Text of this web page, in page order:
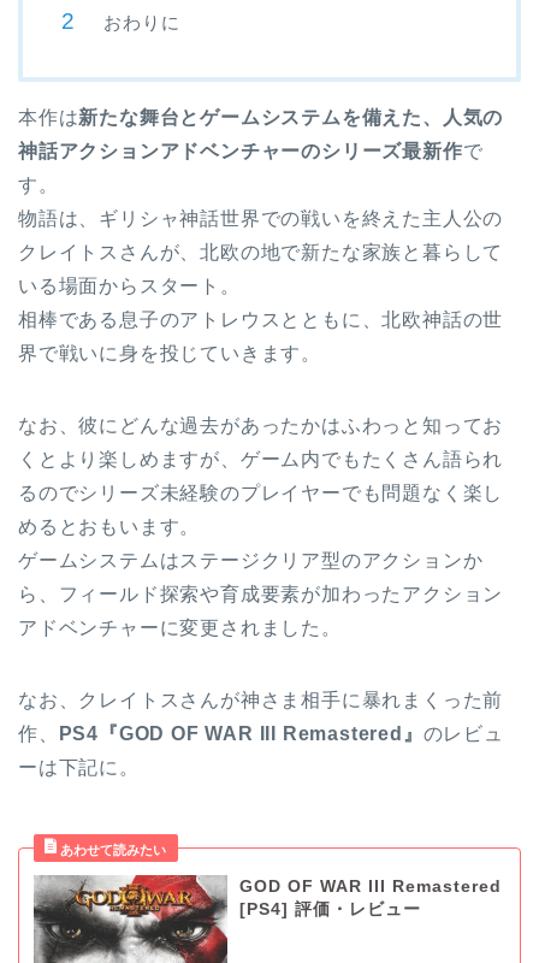
おわりに
本作は新たな舞台とゲームシステムを備えた、人気の
神話アクションアドベンチャーのシリーズ最新作で
す。
物語は、ギリシャ神話世界での戦いを終えた主人公の
クレイトスさんが、北欧の地で新たな家族と暮らして
いる場面からスタート。
相棒である息子のアトレウスとともに、北欧神話の世
界で戦いに身を投じていきます。
なお、彼にどんな過去があったかはふわっと知ってお
くとより楽しめますが、ゲーム内でもたくさん語られ
るのでシリーズ未経験のプレイヤーでも問題なく楽し
めるとおもいます。
ゲームシステムはステージクリア型のアクションか
ら、フィールド探索や育成要素が加わったアクション
アドベンチャーに変更されました。
なお、クレイトスさんが神さま相手に暴れまくった前
作、
PS4『GOD OF WAR III Remastered』 のレビュ
ーは下記に。
GOD OF WAR III Remastered
[PS4] 評価・レビュー